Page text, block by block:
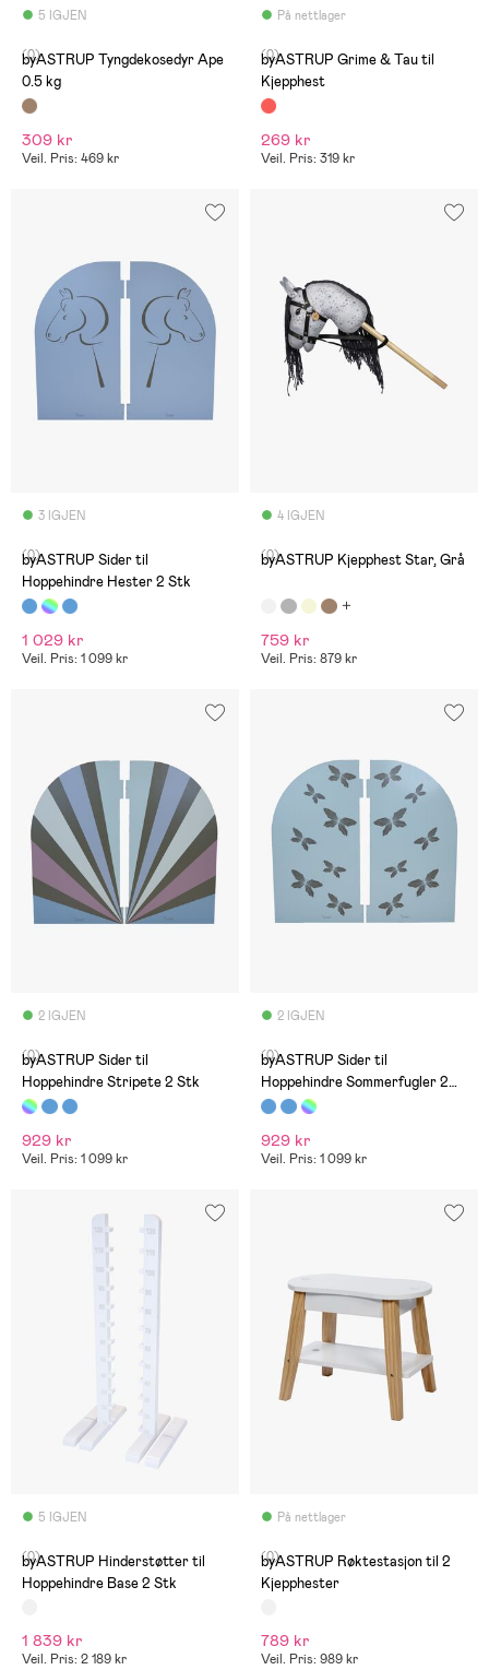
5 IGJEN
(0)
byASTRUP Tyngdekosedyr Ape
0.5 kg
309 kr
Veil. Pris: 469 kr
På nettlager
(0)
byASTRUP Grime & Tau til
Kjepphest
269 kr
Veil. Pris: 319 kr
3 IGJEN
(0)
byASTRUP Sider til
Hoppehindre Hester 2 Stk
1 029 kr
Veil. Pris: 1 099 kr
4 IGJEN
(0)
byASTRUP Kjepphest Star, Grå
759 kr
Veil. Pris: 879 kr
2 IGJEN
(0)
byASTRUP Sider til
Hoppehindre Stripete 2 Stk
929 kr
Veil. Pris: 1 099 kr
2 IGJEN
(0)
byASTRUP Sider til
Hoppehindre Sommerfugler 2
Stk
929 kr
Veil. Pris: 1 099 kr
5 IGJEN
(0)
byASTRUP Hinderstøtter til
Hoppehindre Base 2 Stk
1 839 kr
Veil. Pris: 2 189 kr
På nettlager
(0)
byASTRUP Røktestasjon til 2
Kjepphester
789 kr
Veil. Pris: 989 kr